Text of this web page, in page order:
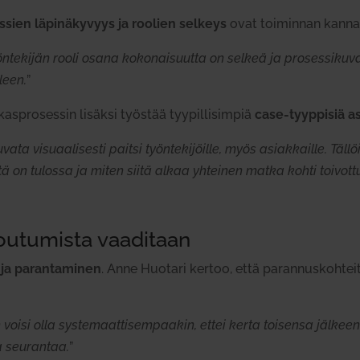
läpi­nä­kyvyys ja roolien selkeys ovat toi­minnan
rooli osana koko­nai­suutta on selkeä ja
”
lisäksi työstää tyy­pil­li­simpiä case-tyyp­pisiä
visu­aa­li­sesti paitsi työn­te­ki­jöille, myös asiak­kaille.
on tulossa ja miten siitä alkaa yhteinen matka kohti
vaa­ditaan
paran­ta­minen. Anne Huotari kertoo, että
olla sys­te­maat­ti­sem­paakin, ettei kerta toi­sensa
”